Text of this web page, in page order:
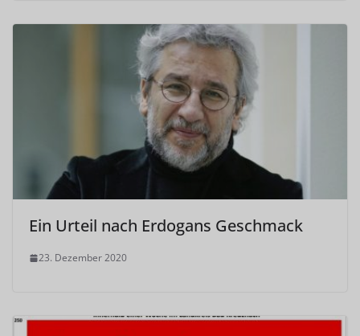
Ein Urteil nach Erdogans Geschmack
23. Dezember 2020